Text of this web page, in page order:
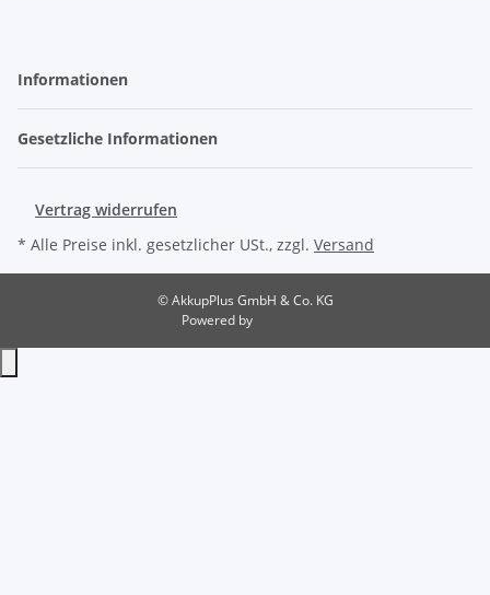
Informationen
Gesetzliche Informationen
Vertrag widerrufen
* Alle Preise inkl. gesetzlicher USt., zzgl. Versand
© AkkupPlus GmbH & Co. KG
Powered by